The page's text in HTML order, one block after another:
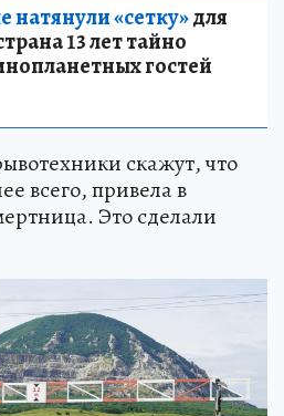
«сетку»для
13 лет тайно
гостей
скажут, что
всего, привела в
Это сделали